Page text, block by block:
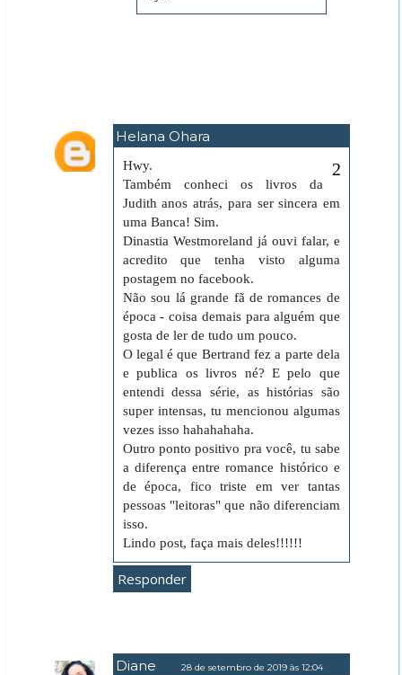
Helana Ohara
Hwy.
Também conheci os livros da
Judith anos atrás, para ser sincera em
uma Banca! Sim.
Dinastia Westmoreland já ouvi falar, e
acredito que tenha visto alguma
postagem no facebook.
Não sou lá grande fã de romances de
época - coisa demais para alguém que
gosta de ler de tudo um pouco.
O legal é que Bertrand fez a parte dela
e publica os livros né? E pelo que
entendi dessa série, as histórias são
super intensas, tu mencionou algumas
vezes isso hahahahaha.
Outro ponto positivo pra você, tu sabe
a diferença entre romance histórico e
de época, fico triste em ver tantas
pessoas "leitoras" que não diferenciam
isso.
Lindo post, faça mais deles!!!!!!
Responder
Diane 28 de setembro de 2019 às 12:04